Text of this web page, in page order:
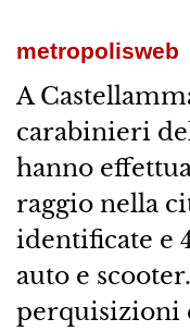
metropolisweb
A
carabinieri
hanno
raggio nella
identificate e
auto e
perquisizioni